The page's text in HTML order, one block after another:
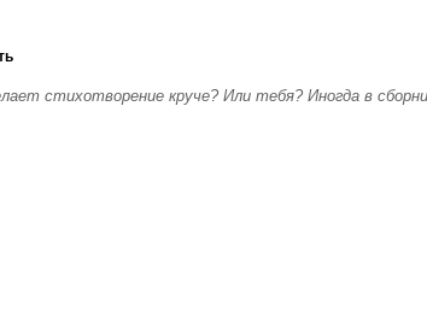
стихотворение круче? Или тебя? Иногда в